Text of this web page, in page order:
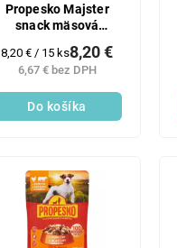
Propesko Majster
snack mäsová
15x10g
6,67 € bez DPH
8,20 €
Jednotková
cena:
8,20 € / 15 ks
Do košíka